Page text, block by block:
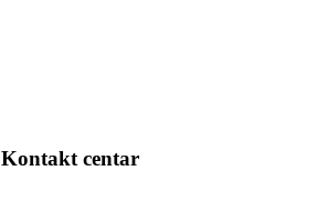
Kontakt centar